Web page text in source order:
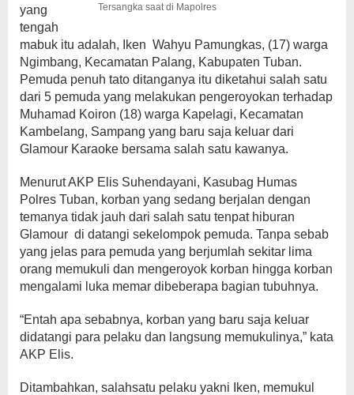
Tersangka saat di Mapolres
yang
tengah
mabuk itu adalah, Iken Wahyu Pamungkas, (17) warga
Ngimbang, Kecamatan Palang, Kabupaten Tuban.
Pemuda penuh tato ditanganya itu diketahui salah satu
dari 5 pemuda yang melakukan pengeroyokan terhadap
Muhamad Koiron (18) warga Kapelagi, Kecamatan
Kambelang, Sampang yang baru saja keluar dari
Glamour Karaoke bersama salah satu kawanya.
Menurut AKP Elis Suhendayani, Kasubag Humas
Polres Tuban, korban yang sedang berjalan dengan
temanya tidak jauh dari salah satu tenpat hiburan
Glamour di datangi sekelompok pemuda. Tanpa sebab
yang jelas para pemuda yang berjumlah sekitar lima
orang memukuli dan mengeroyok korban hingga korban
mengalami luka memar dibeberapa bagian tubuhnya.
“Entah apa sebabnya, korban yang baru saja keluar
didatangi para pelaku dan langsung memukulinya,” kata
AKP Elis.
Ditambahkan, salahsatu pelaku yakni Iken, memukul